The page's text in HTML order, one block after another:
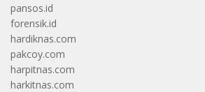
pansos.id
forensik.id
hardiknas.com
pakcoy.com
harpitnas.com
harkitnas.com